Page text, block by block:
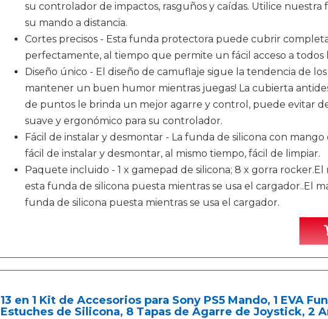
su controlador de impactos, rasguños y caídas. Utilice
su mando a distancia.
Cortes precisos - Esta funda protectora puede cubrir
perfectamente, al tiempo que permite un fácil acceso a todos
Diseño único - El diseño de camuflaje sigue la tendencia de
mantener un buen humor mientras juegas! La cubierta
de puntos le brinda un mejor agarre y control, puede evitar
suave y ergonómico para su controlador.
Fácil de instalar y desmontar - La funda de silicona con
fácil de instalar y desmontar, al mismo tiempo, fácil de limpiar.
Paquete incluido - 1 x gamepad de silicona; 8 x gorra
esta funda de silicona puesta mientras se usa el cargador..El
funda de silicona puesta mientras se usa el cargador.
13 en 1 Kit de Accesorios para Sony PS5 Mando, 1 EVA
Estuches de Silicona, 8 Tapas de Agarre de Joystick, 2